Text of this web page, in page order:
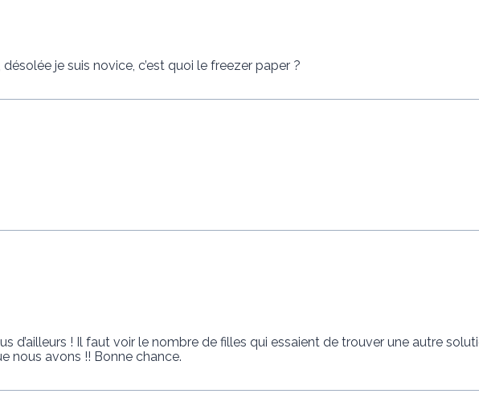
je suis novice, c’est quoi le freezer paper ?
d’ailleurs ! Il faut voir le nombre de filles qui essaient de trouver une autre
nous avons !! Bonne chance.